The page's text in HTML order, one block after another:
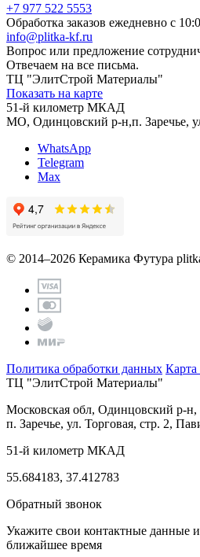
+7 977 522 5553
Обработка заказов ежедневно с
info@plitka-kf.ru
Вопрос или предложение
Отвечаем на все письма.
ТЦ "ЭлитСтрой Материалы"
Показать на карте
51-й километр МКАД
МО, Одинцовский р-н,п. Заречье,
WhatsApp
Telegram
Max
© 2014–2026 Керамика Футура
Политика обработки данных Карта
ТЦ "ЭлитСтрой Материалы"
Московская обл, Одинцовский р-н,
п. Заречье, ул. Торговая, стр. 2,
51-й километр МКАД
55.684183, 37.412783
Обратный звонок
Укажите свои контактные данные
ближайшее время